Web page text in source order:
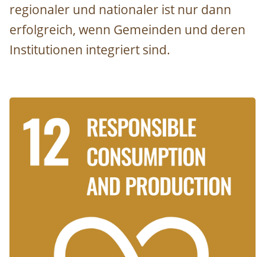
regionaler und nationaler ist nur dann
erfolgreich, wenn Gemeinden und deren
Institutionen integriert sind.